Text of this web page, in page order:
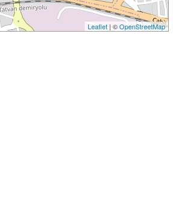
Leaflet| ©OpenStreetMap